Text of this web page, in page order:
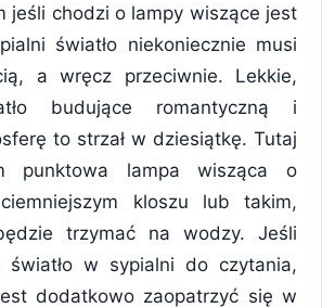
jeśli chodzi o lampy wiszące jest
światło niekoniecznie musi
a wręcz przeciwnie. Lekkie,
budujące romantyczną i
to strzał w dziesiątkę. Tutaj
punktowa lampa wisząca o
kloszu lub takim,
trzymać na wodzy. Jeśli
światło w sypialni do czytania,
dodatkowo zaopatrzyć się w